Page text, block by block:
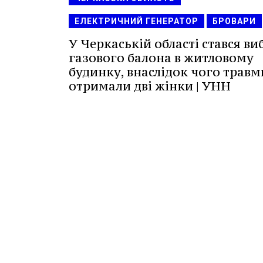
ЕЛЕКТРИЧНИЙ ГЕНЕРАТОР БРОВАРИ
У Черкаській області стався
газового балона в житловому
будинку, внаслідок чого
отримали дві жінки | УНН